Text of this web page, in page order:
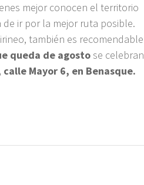
mejor conocen el territorio
ir por la mejor ruta posible.
también es recomendable
queda de agosto se celebran
Mayor 6, en Benasque.